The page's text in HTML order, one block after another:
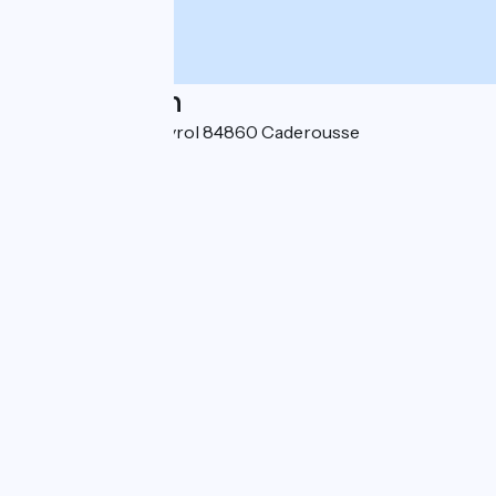
Localisation
217 route de Rameyrol 84860 Caderousse